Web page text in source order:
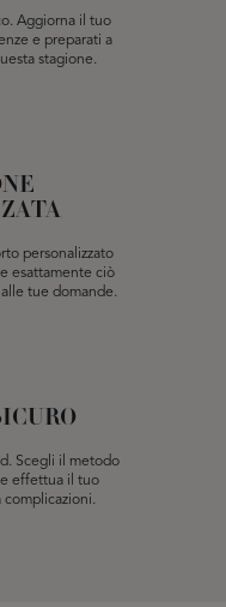
Aggiorna il tuo
e preparati a
stagione.
personalizzato
esattamente ciò
tue domande.
Scegli il metodo
effettua il tuo
complicazioni.